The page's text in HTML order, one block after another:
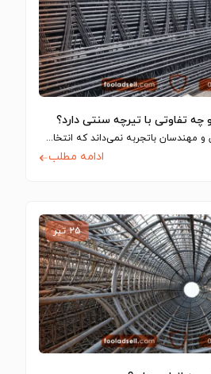
تفاوتی با تیرچه سنتی دارد؟
هیچ‌کس بهتر از پیمانکاران و مهندسان باتجربه نمی‌داند که انتخاب اجزای سازه تا چه…
ادامه مطلب
۲۵ تیر